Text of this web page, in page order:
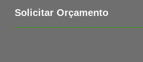
Solicitar Orçamento